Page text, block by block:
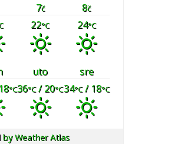
7č 8č
22°C 24°C
uto
sre
°C36°C/ 20°C34°C/ 18°C
byWeather Atlas